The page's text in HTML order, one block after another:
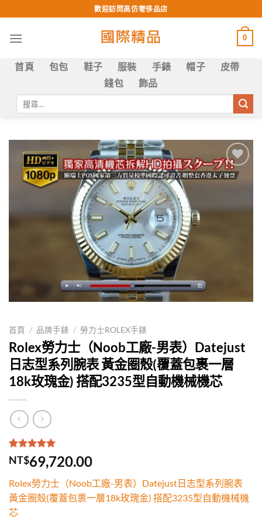
to
content
歡迎訪問高仿奢侈品店
0
首頁 包包 鞋子 服裝 手錶 帽子
皮帶
錢包
飾品
Add to
首頁 / 品牌手錶 / 勞力士ROLEX手錶
Rolex勞力士（Noob工廠-男表）Datejust
日志型系列腕表 黃金圈殼(覆蓋包裹一層
18k玫瑰金) 搭配3235型自動機械機芯
評分5.00 /
5，已有
1
位
分
NT$69,720.00
Rolex勞力士（Noob工廠-男表）Datejust日志型系列腕表
黃金圈殼(覆蓋包裹一層18k玫瑰金) 搭配3235型自動機械機
芯